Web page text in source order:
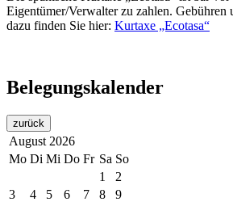
Eigentümer/Verwalter zu zahlen. Gebühren
dazu finden Sie hier: Kurtaxe „Ecotasa“
Belegungskalender
zurück
August 2026
Mo Di Mi Do Fr Sa So
1
2
3
4 5 6 7 8
9